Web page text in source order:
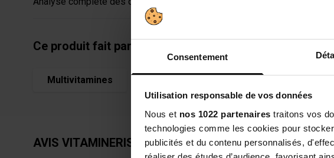
Consentement
Utilisation responsable de vos données
Nous et nos 1022 partenaires traitons vos
technologies comme les cookies pour
publicités et du contenu personnalisés,
Ce produit fait partie de la catégorie
Multivitamines
AVIS VITAMINERIS ÉNERGIE 1000MG - 28 COMPRIMÉS